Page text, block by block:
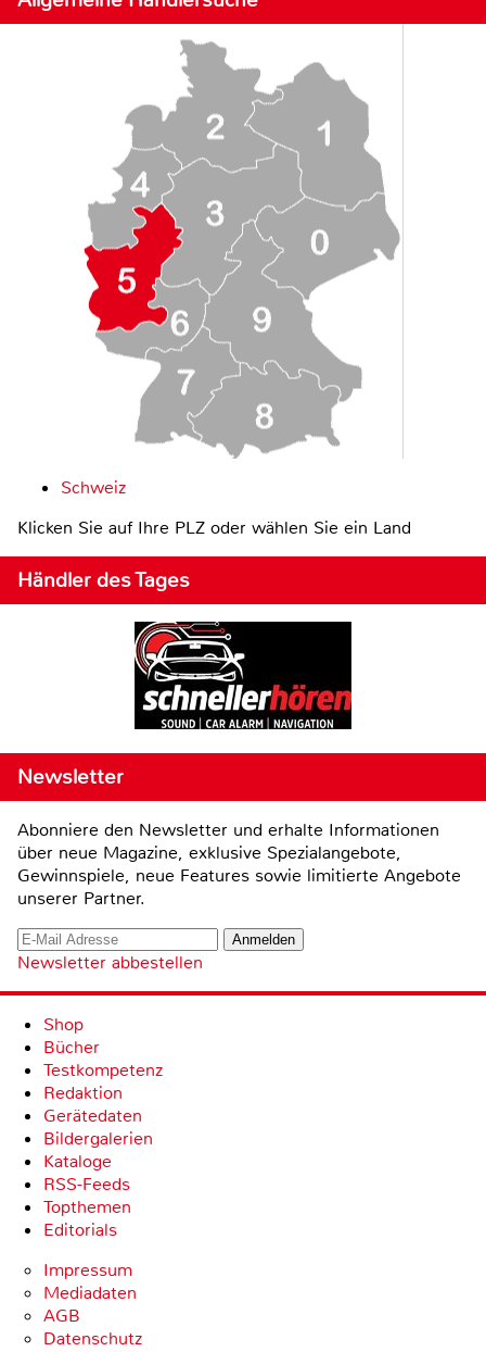
Schweiz
Klicken Sie auf Ihre PLZ oder wählen Sie ein Land
Händler des Tages
Newsletter
Abonniere den Newsletter und erhalte Informationen
über neue Magazine, exklusive Spezialangebote,
Gewinnspiele, neue Features sowie limitierte Angebote
unserer Partner.
Newsletter abbestellen
Shop
Bücher
Testkompetenz
Redaktion
Gerätedaten
Bildergalerien
Kataloge
RSS-Feeds
Topthemen
Editorials
Impressum
Mediadaten
AGB
Datenschutz